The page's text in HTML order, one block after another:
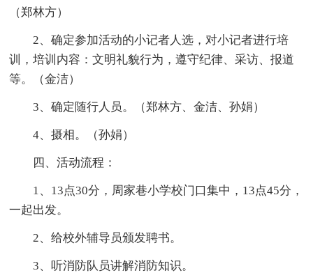
（郑林方）
2、确定参加活动的小记者人选，对小记者进行培
训，培训内容：文明礼貌行为，遵守纪律、采访、报道
等。（金洁）
3、确定随行人员。（郑林方、金洁、孙娟）
4、摄相。（孙娟）
四、活动流程：
1、13点30分，周家巷小学校门口集中，13点45分，
一起出发。
2、给校外辅导员颁发聘书。
3、听消防队员讲解消防知识。